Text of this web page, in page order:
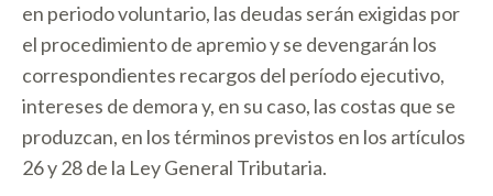
en periodo voluntario, las deudas serán exigidas por
el procedimiento de apremio y se devengarán los
correspondientes recargos del período ejecutivo,
intereses de demora y, en su caso, las costas que se
produzcan, en los términos previstos en los artículos
26 y 28 de la Ley General Tributaria.